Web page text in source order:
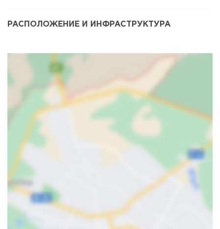
РАСПОЛОЖЕНИЕ И ИНФРАСТРУКТУРА